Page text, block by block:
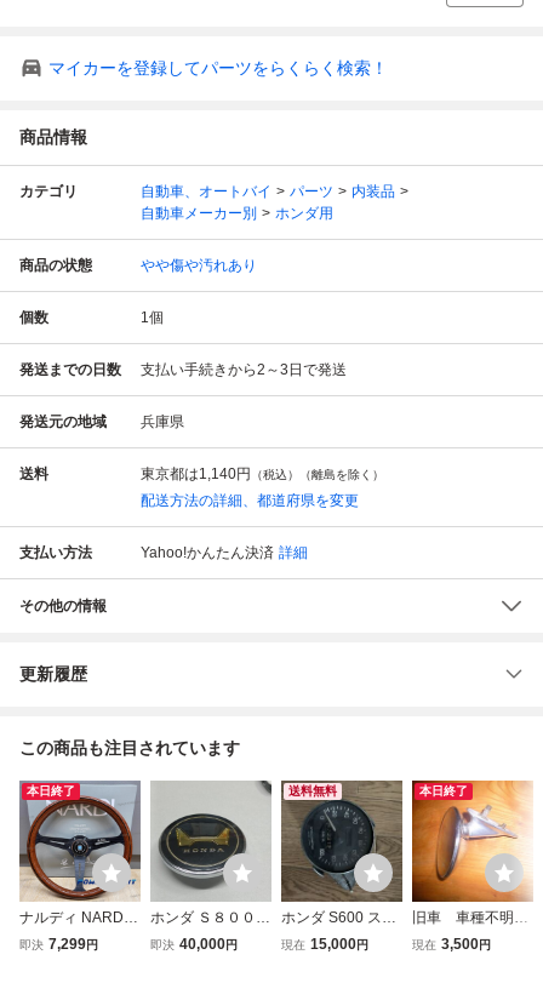
マイカーを登録してパーツをらくらく検索！
商品情報
カテゴリ 自動車、オートバイ パーツ
内装品
自動車メーカー別
ホンダ用
商品の状態 やや傷や汚れあり
個数 1個
発送までの日数 支払い手続きから2～3日で発送
発送元の地域 兵庫県
送料 東京都は1,140円 （税込）（離島を除く）
配送方法の詳細、都道府県を変更
支払い方法 Yahoo!かんたん決済 詳細
その他の情報
更新履歴
この商品も注目されています
本日終了
ナルディ NARDI
ステアリングホ
即決 7,299円
ホンダ Ｓ８００/
Ｓ６００ 純正ステ
即決 40,000円
送料無料
ホンダ S600 スピ
ードメーター 当時
現在 15,000円
本日終了
旧車 車種不明
ホンダS600・S80
現在 3,500円